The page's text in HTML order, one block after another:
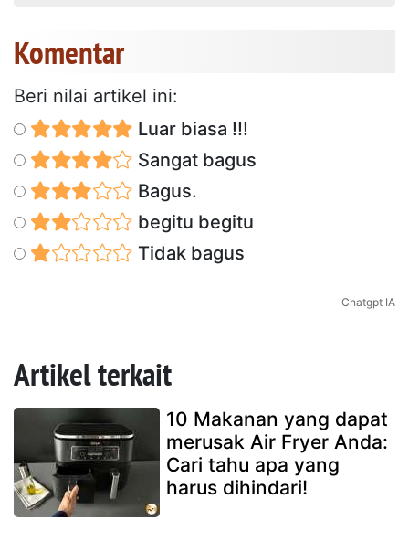
Komentar
Beri nilai artikel ini:
Luar biasa !!!
Sangat bagus
Bagus.
begitu begitu
Tidak bagus
Chatgpt IA
Artikel terkait
10 Makanan yang dapat
merusak Air Fryer Anda:
Cari tahu apa yang
harus dihindari!